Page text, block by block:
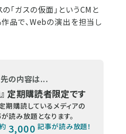
「ガスの仮面」というCMと
品で、Webの演出を担当し
の内容は...
』 定期購読者限定です
期購読しているメディアの
読み放題となります。
3,000 記事が読み放題！